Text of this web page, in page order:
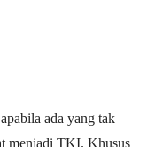
ada yang tak
menjadi TKI. Khusus